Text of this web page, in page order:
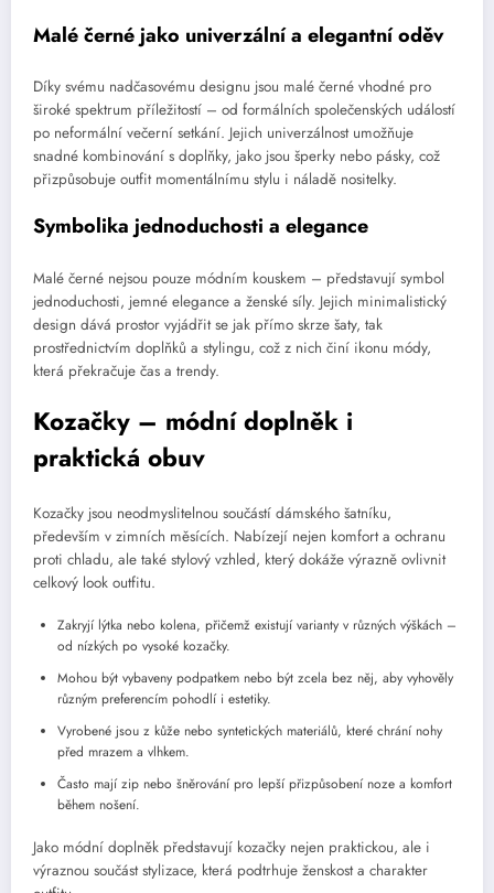
Malé černé jako univerzální a elegantní oděv
Díky svému nadčasovému designu jsou malé černé vhodné pro
široké spektrum příležitostí – od formálních společenských událostí
po neformální večerní setkání. Jejich univerzálnost umožňuje
snadné kombinování s doplňky, jako jsou šperky nebo pásky, což
přizpůsobuje outfit momentálnímu stylu i náladě nositelky.
Symbolika jednoduchosti a elegance
Malé černé nejsou pouze módním kouskem – představují symbol
jednoduchosti, jemné elegance a ženské síly. Jejich minimalistický
design dává prostor vyjádřit se jak přímo skrze šaty, tak
prostřednictvím doplňků a stylingu, což z nich činí ikonu módy,
která překračuje čas a trendy.
Kozačky – módní doplněk i
praktická obuv
Kozačky jsou neodmyslitelnou součástí dámského šatníku,
především v zimních měsících. Nabízejí nejen komfort a ochranu
proti chladu, ale také stylový vzhled, který dokáže výrazně ovlivnit
celkový look outfitu.
Zakryjí lýtka nebo kolena, přičemž existují varianty v různých výškách –
od nízkých po vysoké kozačky.
Mohou být vybaveny podpatkem nebo být zcela bez něj, aby vyhověly
různým preferencím pohodlí i estetiky.
Vyrobené jsou z kůže nebo syntetických materiálů, které chrání nohy
před mrazem a vlhkem.
Často mají zip nebo šněrování pro lepší přizpůsobení noze a komfort
během nošení.
Jako módní doplněk představují kozačky nejen praktickou, ale i
výraznou součást stylizace, která podtrhuje ženskost a charakter